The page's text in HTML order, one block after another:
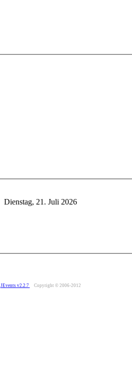
Dienstag, 21. Juli 2026
JEvents v2.2.7 Copyright © 2006-2012